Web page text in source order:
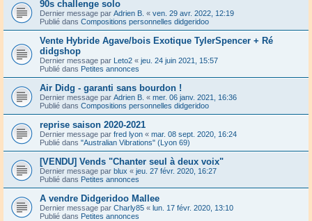
90s challenge solo
Dernier message par Adrien B. « ven. 29 avr. 2022, 12:19
Publié dans Compositions personnelles didgeridoo
Vente Hybride Agave/bois Exotique TylerSpencer + Ré
didgshop
Dernier message par Leto2 « jeu. 24 juin 2021, 15:57
Publié dans Petites annonces
Air Didg - garanti sans bourdon !
Dernier message par Adrien B. « mer. 06 janv. 2021, 16:36
Publié dans Compositions personnelles didgeridoo
reprise saison 2020-2021
Dernier message par fred lyon « mar. 08 sept. 2020, 16:24
Publié dans "Australian Vibrations" (Lyon 69)
[VENDU] Vends "Chanter seul à deux voix"
Dernier message par blux « jeu. 27 févr. 2020, 16:27
Publié dans Petites annonces
A vendre Didgeridoo Mallee
Dernier message par Charly85 « lun. 17 févr. 2020, 13:10
Publié dans Petites annonces